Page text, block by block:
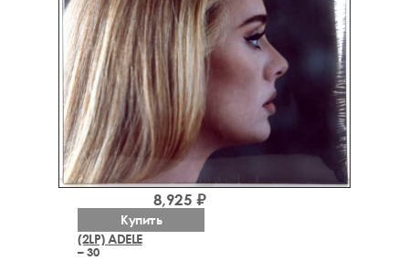
(2LP) ADELE
– 30
8,925 ₽
Купить